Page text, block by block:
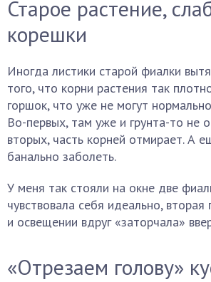
Старое растение,
корешки
Иногда листики старой фиалки
того, что корни растения так
горшок, что уже не могут
Во-первых, там уже и грунта-то не
вторых, часть корней отмирает. А
банально заболеть.
У меня так стояли на окне две
чувствовала себя идеально,
и освещении вдруг «заторчала»
«Отрезаем голову»